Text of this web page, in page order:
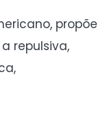
propõe
repulsiva,